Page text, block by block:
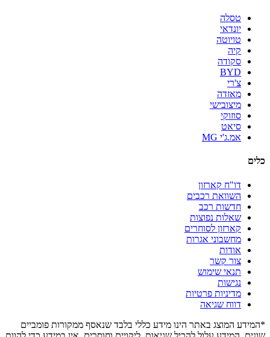
טסלה
יונדאי
טויוטה
קיה
סקודה
BYD
צ'רי
מאזדה
מיצובישי
סוזוקי
סיאט
אמ.ג'י MG
כלים
דו"ח קארזון
השוואת רכבים
חדשות רכב
שאלות נפוצות
קארזון לסוחרים
מחשבוני אגרות
אודות
צור קשר
תנאי שימוש
נגישות
מדיניות פרטיות
דווח שגיאה
*המידע המוצג באתר הינו מידע כללי בלבד שנאסף ממקורות פומביים